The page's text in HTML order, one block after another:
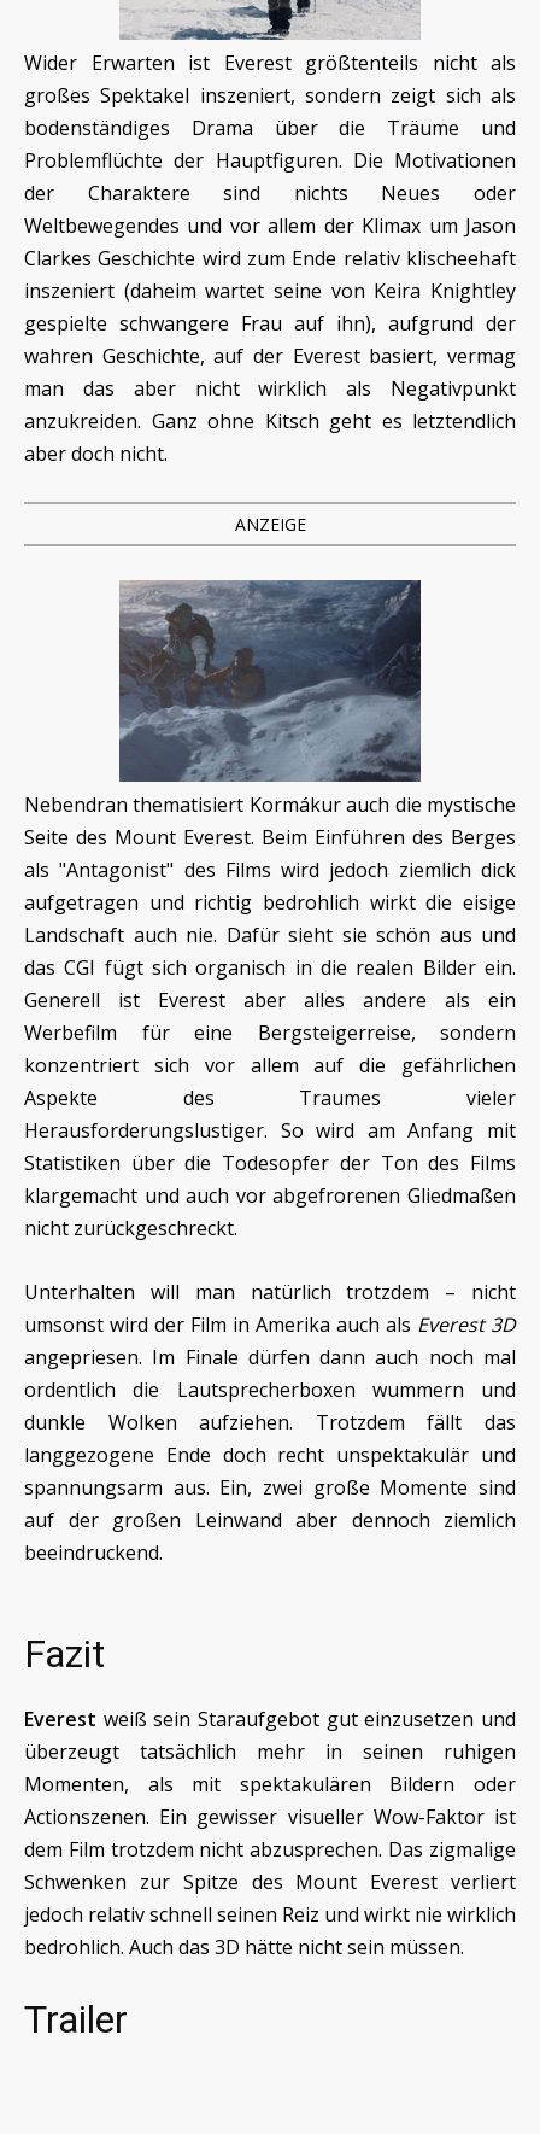
Wider Erwarten ist Everest größtenteils nicht als
großes Spektakel inszeniert, sondern zeigt sich als
bodenständiges Drama über die Träume und
Problemflüchte der Hauptfiguren. Die Motivationen
der Charaktere sind nichts Neues oder
Weltbewegendes und vor allem der Klimax um Jason
Clarkes Geschichte wird zum Ende relativ klischeehaft
inszeniert (daheim wartet seine von Keira Knightley
gespielte schwangere Frau auf ihn), aufgrund der
wahren Geschichte, auf der Everest basiert, vermag
man das aber nicht wirklich als Negativpunkt
anzukreiden. Ganz ohne Kitsch geht es letztendlich
aber doch nicht.
ANZEIGE
Nebendran thematisiert Kormákur auch die mystische
Seite des Mount Everest. Beim Einführen des Berges
als "Antagonist" des Films wird jedoch ziemlich dick
aufgetragen und richtig bedrohlich wirkt die eisige
Landschaft auch nie. Dafür sieht sie schön aus und
das CGI fügt sich organisch in die realen Bilder ein.
Generell ist Everest aber alles andere als ein
Werbefilm für eine Bergsteigerreise, sondern
konzentriert sich vor allem auf die gefährlichen
Aspekte des Traumes vieler
Herausforderungslustiger. So wird am Anfang mit
Statistiken über die Todesopfer der Ton des Films
klargemacht und auch vor abgefrorenen Gliedmaßen
nicht zurückgeschreckt.
Unterhalten will man natürlich trotzdem – nicht
umsonst wird der Film in Amerika auch als Everest 3D
angepriesen. Im Finale dürfen dann auch noch mal
ordentlich die Lautsprecherboxen wummern und
dunkle Wolken aufziehen. Trotzdem fällt das
langgezogene Ende doch recht unspektakulär und
spannungsarm aus. Ein, zwei große Momente sind
auf der großen Leinwand aber dennoch ziemlich
beeindruckend.
Fazit
Everest weiß sein Staraufgebot gut einzusetzen und
überzeugt tatsächlich mehr in seinen ruhigen
Momenten, als mit spektakulären Bildern oder
Actionszenen. Ein gewisser visueller Wow-Faktor ist
dem Film trotzdem nicht abzusprechen. Das zigmalige
Schwenken zur Spitze des Mount Everest verliert
jedoch relativ schnell seinen Reiz und wirkt nie wirklich
bedrohlich. Auch das 3D hätte nicht sein müssen.
Trailer